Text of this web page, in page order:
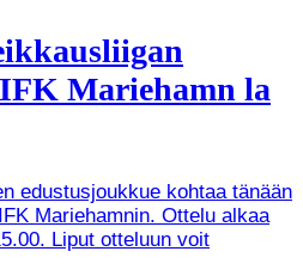
Mariehamn la
edustusjoukkue kohtaa tänään
Mariehamnin. Ottelu alkaa
Liput otteluun voit